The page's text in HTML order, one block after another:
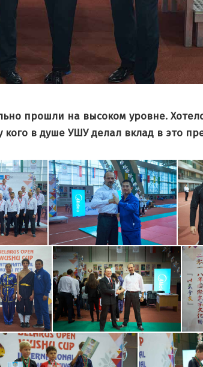
прошли на высоком уровне.
в душе УШУ делал вклад в это